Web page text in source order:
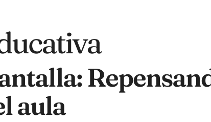
aula